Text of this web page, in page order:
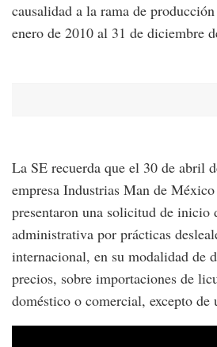
causalidad a la rama de
enero de 2010 al 31 de diciembre
La SE recuerda que el 30 de abril
empresa Industrias Man de
presentaron una solicitud de inicio
administrativa por prácticas
internacional, en su modalidad de
precios, sobre importaciones de
doméstico o comercial, excepto de